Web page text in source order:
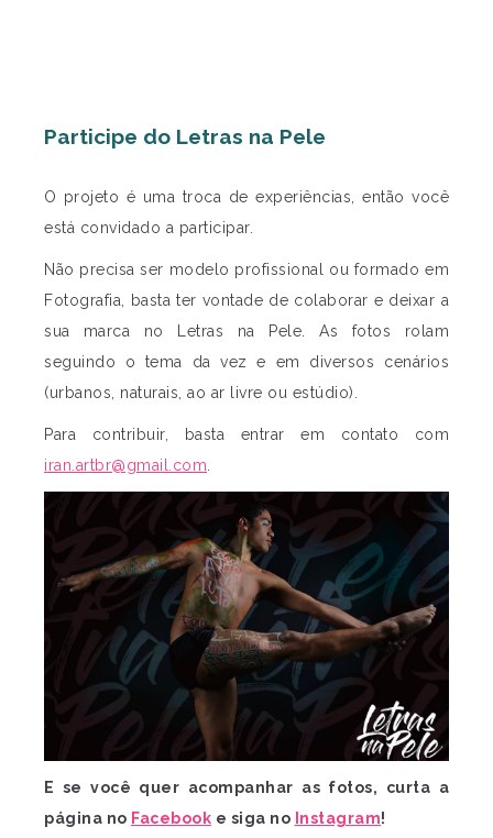
Participe do Letras na Pele
O projeto é uma troca de experiências, então você
está convidado a participar.
Não precisa ser modelo profissional ou formado em
Fotografia, basta ter vontade de colaborar e deixar a
sua marca no Letras na Pele. As fotos rolam
seguindo o tema da vez e em diversos cenários
(urbanos, naturais, ao ar livre ou estúdio).
Para contribuir, basta entrar em contato com
iran.artbr@gmail.com
E se você quer acompanhar as fotos, curta a
página no Facebook e siga no Instagram!